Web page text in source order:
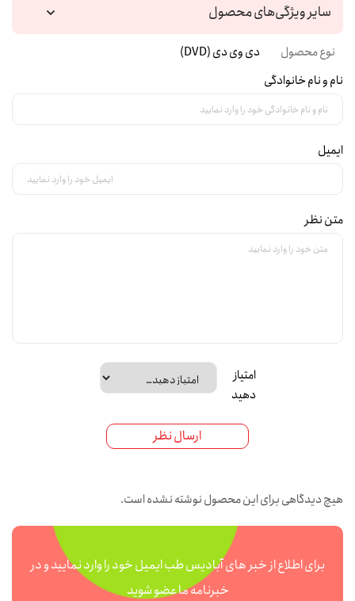
سایر ویژگی‌های محصول
نوع محصول
دی وی دی (DVD)
نام و نام خانوادگی
ایمیل
متن نظر
امتیاز
دهید
ارسال نظر
هیچ دیدگاهی برای این محصول نوشته نشده است.
برای اطلاع از خبر های آبادیس طب ایمیل خود را وارد نمایید و در
خبرنامه ما عضو شوید